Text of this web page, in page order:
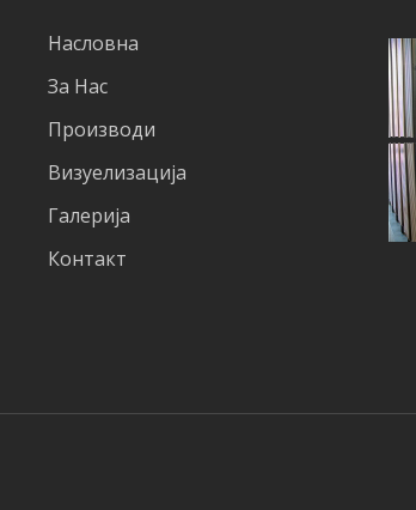
Насловна
За Нас
Производи
Визуелизација
Галерија
Контакт